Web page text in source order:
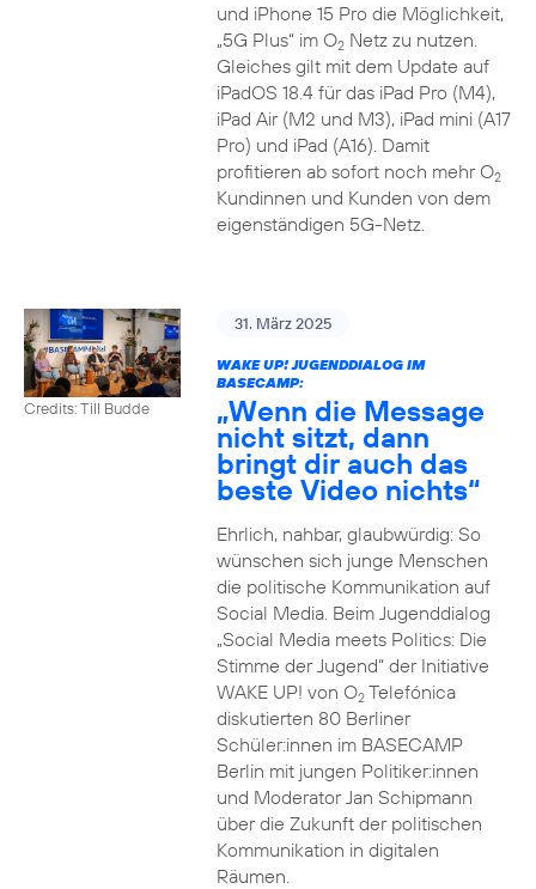
und iPhone 15 Pro die Möglichkeit,
„5G Plus“ im O2Netz zu nutzen.
Gleiches gilt mit dem Update auf
iPadOS 18.4 für das iPad Pro (M4),
iPad Air (M2 und M3), iPad mini (A17
Pro) und iPad (A16). Damit
profitieren ab sofort noch mehr O2
Kundinnen und Kunden von dem
eigenständigen 5G-Netz.
Credits: Till Budde
31. März 2025
WAKE UP! JUGENDDIALOG IM
BASECAMP:
„Wenn die Message
nicht sitzt, dann
bringt dir auch das
beste Video nichts“
Ehrlich, nahbar, glaubwürdig: So
wünschen sich junge Menschen
die politische Kommunikation auf
Social Media. Beim Jugenddialog
„Social Media meets Politics: Die
Stimme der Jugend“ der Initiative
WAKE UP! von O2Telefónica
diskutierten 80 Berliner
Schüler:innen im BASECAMP
Berlin mit jungen Politiker:innen
und Moderator Jan Schipmann
über die Zukunft der politischen
Kommunikation in digitalen
Räumen.